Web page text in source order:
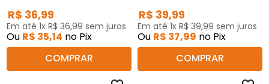
R$ 36,99
Em até 1x R$ 36,99 sem juros
Ou R$ 35,14 no Pix
COMPRAR
R$ 39,99
Em até 1x R$ 39,99 sem juros
Ou R$ 37,99 no Pix
COMPRAR